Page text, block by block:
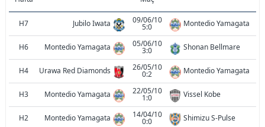
H7 Jubilo Iwata 09/06/10
5:0 Montedio Yamagata
H6 Montedio Yamagata 05/06/10
3:0 Shonan Bellmare
H4 Urawa Red Diamonds 26/05/10
0:2 Montedio Yamagata
H3 Montedio Yamagata 22/05/10
1:0 Vissel Kobe
H2 Montedio Yamagata 14/04/10
0:0 Shimizu S-Pulse